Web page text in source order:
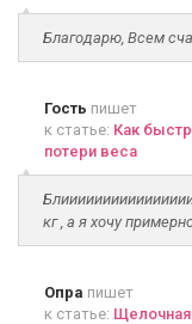
Благодарю, Всем
Гость пишет
к статье: Как
потери веса
кг , а я хочу
Опра пишет
к статье: